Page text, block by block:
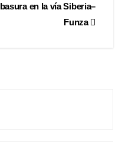
basura en la vía Siberia–
Funza